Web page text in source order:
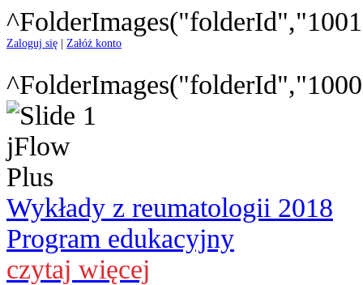
Zaloguj się Załóż konto
Wykłady z reumatologii 2018
Program edukacyjny
czytaj więcej